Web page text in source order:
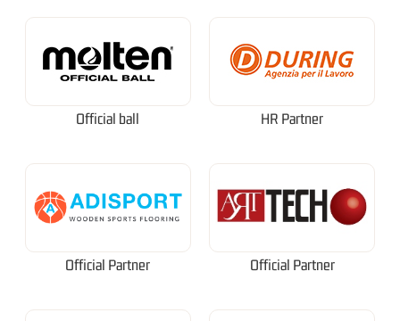
Official ball HR Partner
Official Partner Official Partner